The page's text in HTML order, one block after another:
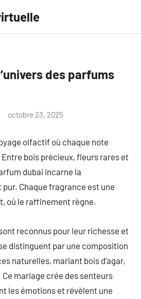
des parfums
octobre 23, 2025
olfactif où chaque note
bois précieux, fleurs rares et
dubai incarne la
pur. Chaque fragrance est une
où le raffinement règne.
reconnus pour leur richesse et
distinguent par une composition
naturelles, mariant bois d’agar,
mariage crée des senteurs
les émotions et révèlent une